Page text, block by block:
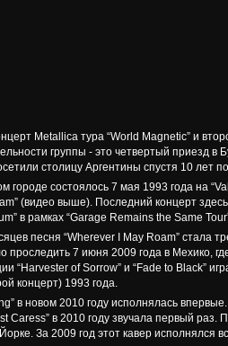
Metallica тура “World Magnetic” и
группы - это четвертый приезд в
столицу Аргентины спустя 10 лет
городе состоялось 7 мая 1993 года на
(видео выше). Последний концерт
в рамках “Garage Remains the Same
песня “Wherever I May Roam” стала
проследить 7 июня 2009 года в Мехико,
“Harvester of Sorrow” и “Fade to Black”
концерт) 1993 года.
в новом 2010 году исполнялась
Caress” в 2010 году звучала первый
За 2009 год этот кавер исполнялся